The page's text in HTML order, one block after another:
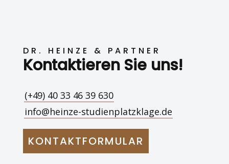
DR. HEINZE & PARTNER
Kontaktieren Sie uns!
(+49) 40 33 46 39 630
info@heinze-studienplatzklage.de
KONTAKTFORMULAR